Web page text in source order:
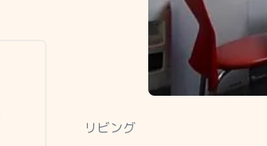
リビング